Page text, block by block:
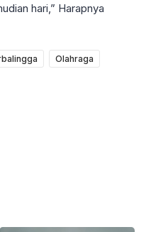
hari,” Harapnya
Olahraga